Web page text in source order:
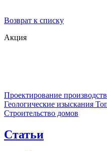
Возврат к списку
Акция
Проектирование производств
Геологические изыскания
Строительство домов
Статьи